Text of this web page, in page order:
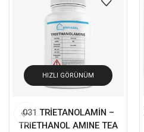
HIZLI GÖRÜNÜM
031 TRİETANOLAMİN –
TRIETHANOL AMINE TEA